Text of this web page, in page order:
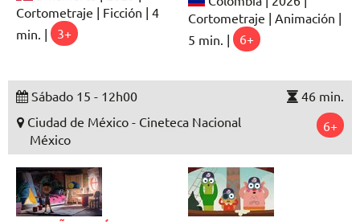
Cortometraje | Ficción | 4
min. |
3+
Cortometraje | Animación |
5 min. |
6+
Sábado 15 - 12h00
46 min.
Ciudad de México - Cineteca Nacional
México
6+